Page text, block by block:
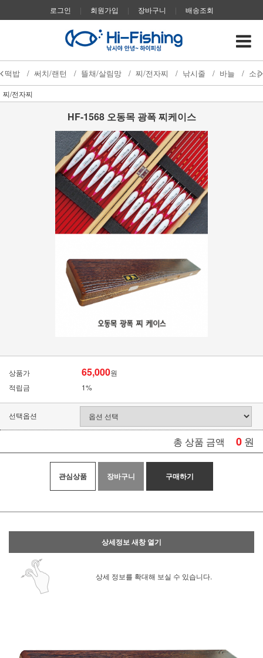
로그인 | 회원가입 | 장바구니 | 배송조회
떡밥 / 써치/랜턴 / 뜰채/살림망 / 찌/전자찌 / 낚시줄 / 바늘 / 소
찌/전자찌
HF-1568 오동목 광폭 찌케이스
상품가 65,000원
적립금
1%
선택옵션
총 상품 금액 0 원
관심상품 장바구니 구매하기
상세정보 새창 열기
상세 정보를 확대해 보실 수 있습니다.